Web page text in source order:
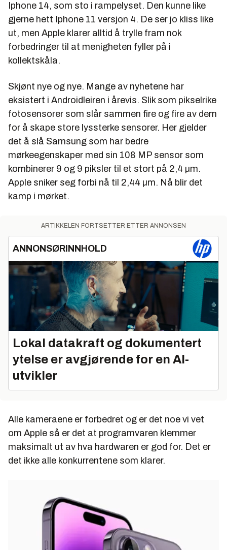
Iphone 14, som sto i rampelyset. Den kunne like
gjerne hett Iphone 11 versjon 4. De ser jo kliss like
ut, men Apple klarer alltid å trylle fram nok
forbedringer til at menigheten fyller på i
kollektskåla.
Skjønt nye og nye. Mange av nyhetene har
eksistert i Androidleiren i årevis. Slik som pikselrike
fotosensorer som slår sammen fire og fire av dem
for å skape store lyssterke sensorer. Her gjelder
det å slå Samsung som har bedre
mørkeegenskaper med sin 108 MP sensor som
kombinerer 9 og 9 piksler til et stort på 2,4 µm.
Apple sniker seg forbi nå til 2,44 µm. Nå blir det
kamp i mørket.
ARTIKKELEN FORTSETTER ETTER ANNONSEN
ANNONSØRINNHOLD
Lokal datakraft og dokumentert
ytelse er avgjørende for en AI-
utvikler
Alle kameraene er forbedret og er det noe vi vet
om Apple så er det at programvaren klemmer
maksimalt ut av hva hardwaren er god for. Det er
det ikke alle konkurrentene som klarer.